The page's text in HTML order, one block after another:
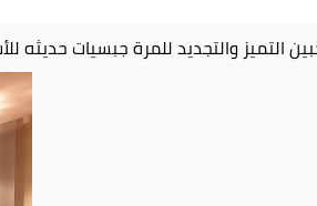
التميز والتجديد للمرة جبسيات حديثه